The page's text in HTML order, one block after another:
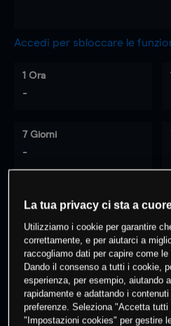
Accedi per sbloccare le
1 Ora
-
7 Giorni
-
0 % dei clienti hanno
questo prodotto
Fai
La tua privacy ci sta a
Utilizziamo i cookie per garantire
correttamente, e per aiutarci a
raccogliamo dati per capire come
Dando il consenso a tutti i cookie,
esperienza, per esempio, aiutando
rapidamente e adattando i
preferenze. Seleziona "Accetta
"Impostazioni cookies" per gestire